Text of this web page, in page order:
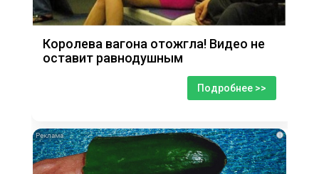
Королева вагона отожгла! Видео не
оставит равнодушным
Подробнее >>
i